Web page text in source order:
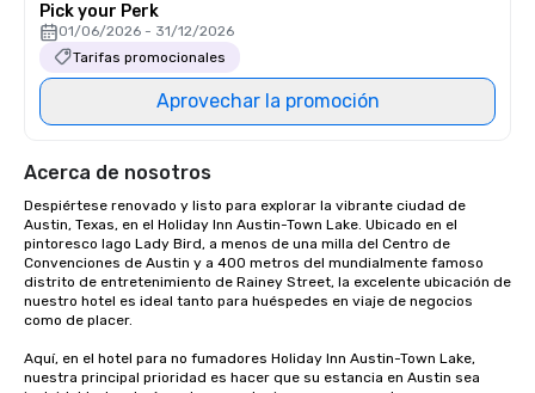
Pick your Perk
01/06/2026 - 31/12/2026
Tarifas promocionales
Aprovechar la promoción
Acerca de nosotros
Despiértese renovado y listo para explorar la vibrante ciudad de
Austin, Texas, en el Holiday Inn Austin-Town Lake. Ubicado en el
pintoresco lago Lady Bird, a menos de una milla del Centro de
Convenciones de Austin y a 400 metros del mundialmente famoso
distrito de entretenimiento de Rainey Street, la excelente ubicación de
nuestro hotel es ideal tanto para huéspedes en viaje de negocios
como de placer.
Aquí, en el hotel para no fumadores Holiday Inn Austin-Town Lake,
nuestra principal prioridad es hacer que su estancia en Austin sea